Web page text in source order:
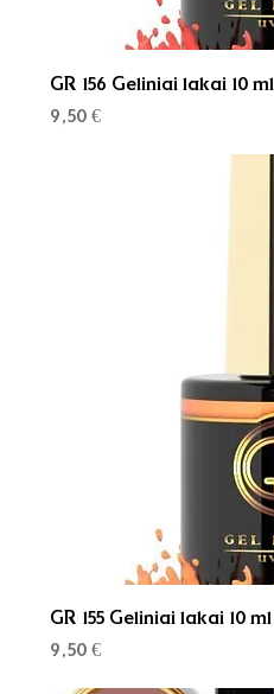
GR 156 Geliniai lakai 10 ml
Kaina
9,50 €
GR 155 Geliniai lakai 10 ml
Kaina
9,50 €